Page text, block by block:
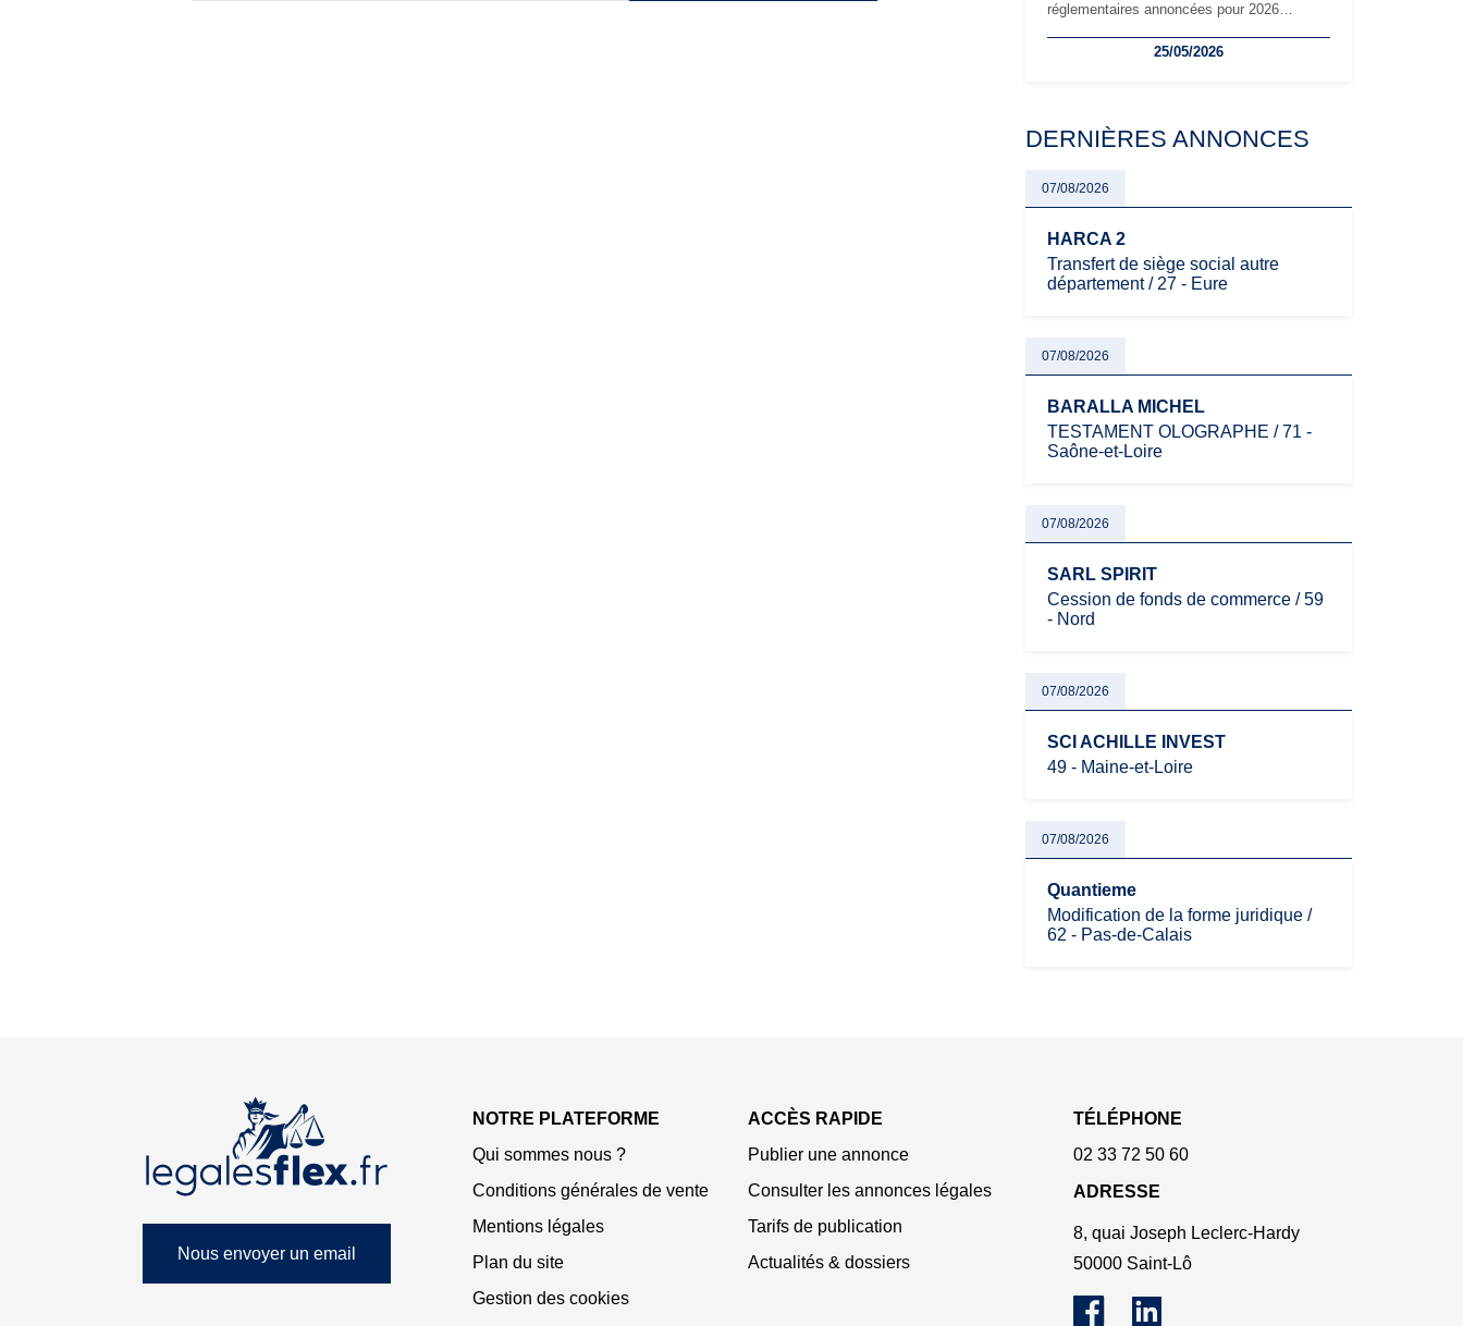
réglementaires annoncées pour 2026
les auto-entrepreneurs, artisans et
évoluent dans un contexte de contrôle
oblige les indépendants à rester
particulièrement vigilants.
25/05/2026
DERNIÈRES ANNONCES
07/08/2026
HARCA 2
Transfert de siège social autre
département / 27 - Eure
07/08/2026
BARALLA MICHEL
TESTAMENT OLOGRAPHE / 71 -
Saône-et-Loire
07/08/2026
SARL SPIRIT
Cession de fonds de commerce / 59
- Nord
07/08/2026
SCI ACHILLE INVEST
49 - Maine-et-Loire
07/08/2026
Quantieme
Modification de la forme juridique /
62 - Pas-de-Calais
Nous envoyer un email
NOTRE PLATEFORME
Qui sommes nous ?
Conditions générales de vente
Mentions légales
Plan du site
Gestion des cookies
ACCÈS RAPIDE
Publier une annonce
Consulter les annonces légales
Tarifs de publication
Actualités & dossiers
TÉLÉPHONE
02 33 72 50 60
ADRESSE
8, quai Joseph Leclerc-Hardy
50000 Saint-Lô